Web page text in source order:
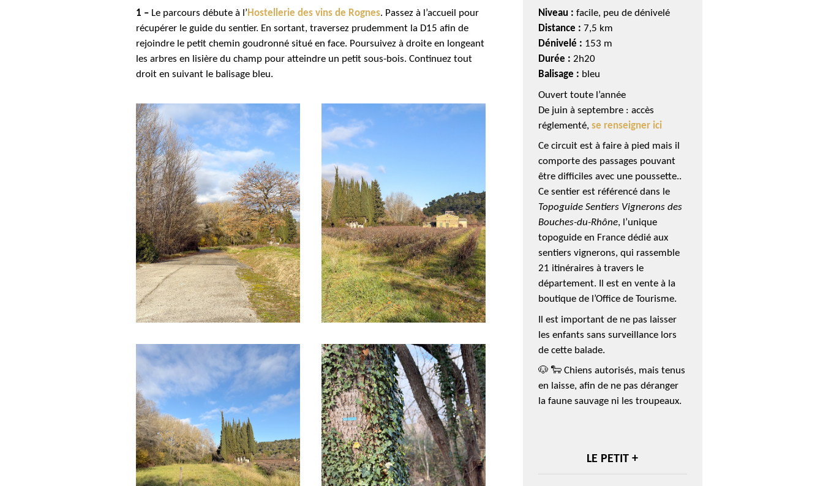
1 – Le parcours débute à l’ Hostellerie des vins de Rognes. Passez à l’accueil pour
récupérer le guide du sentier. En sortant, traversez prudemment la D15 afin de
rejoindre le petit chemin goudronné situé en face. Poursuivez à droite en longeant
les arbres en lisière du champ pour atteindre un petit sous-bois. Continuez tout
droit en suivant le balisage bleu.
Niveau : facile, peu de dénivelé
Distance : 7,5 km
Dénivelé : 153 m
Durée : 2h20
Balisage : bleu
Ouvert toute l’année
De juin à septembre : accès
réglementé, se renseigner ici
Ce circuit est à faire à pied mais il
comporte des passages pouvant
être difficiles avec une poussette..
Ce sentier est référencé dans le
Topoguide Sentiers Vignerons des
Bouches-du-Rhône, l’unique
topoguide en France dédié aux
sentiers vignerons, qui rassemble
21 itinéraires à travers le
département. Il est en vente à la
boutique de l’Office de Tourisme.
Il est important de ne pas laisser
les enfants sans surveillance lors
de cette balade.
🐶 🐑 Chiens autorisés, mais tenus
en laisse, afin de ne pas déranger
la faune sauvage ni les troupeaux.
LE PETIT +